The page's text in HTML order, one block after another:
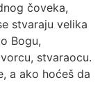
čoveka,
stvaraju velika
Bogu,
stvaraocu.
a ako hoćeš da